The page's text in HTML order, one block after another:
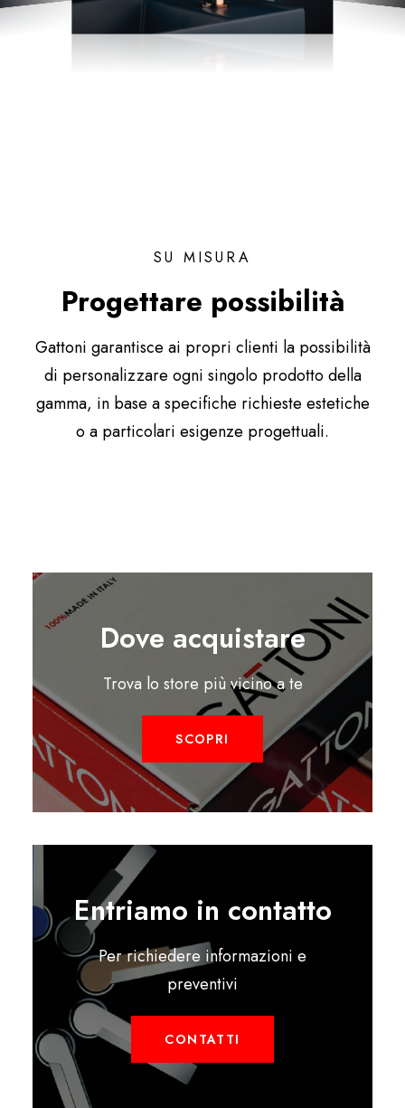
SU MISURA
Progettare possibilità
Gattoni garantisce ai propri clienti la possibilità
di personalizzare ogni singolo prodotto della
gamma, in base a specifiche richieste estetiche
o a particolari esigenze progettuali.
Dove acquistare
Trova lo store più vicino a te
SCOPRI
Entriamo in contatto
Per richiedere informazioni e
preventivi
CONTATTI